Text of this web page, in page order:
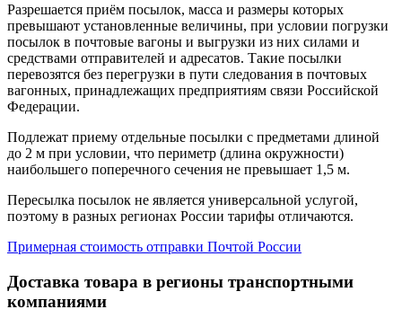
Разрешается приём посылок, масса и размеры которых
превышают установленные величины, при условии погрузки
посылок в почтовые вагоны и выгрузки из них силами и
средствами отправителей и адресатов. Такие посылки
перевозятся без перегрузки в пути следования в почтовых
вагонных, принадлежащих предприятиям связи Российской
Федерации.
Подлежат приему отдельные посылки с предметами длиной
до 2 м при условии, что периметр (длина окружности)
наибольшего поперечного сечения не превышает 1,5 м.
Пересылка посылок не является универсальной услугой,
поэтому в разных регионах России тарифы отличаются.
Примерная стоимость отправки Почтой России
Доставка товара в регионы транспортными
компаниями